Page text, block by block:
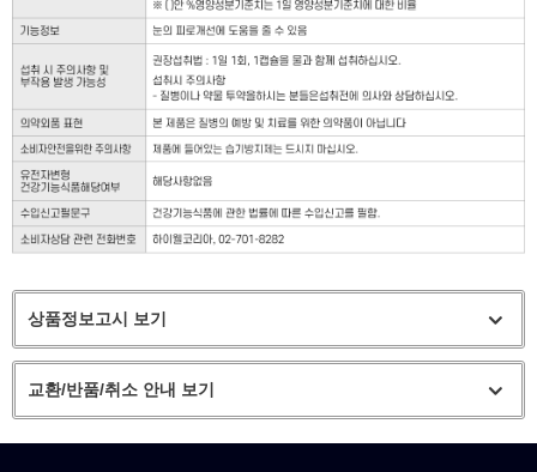
상품정보고시 보기
교환/반품/취소 안내 보기